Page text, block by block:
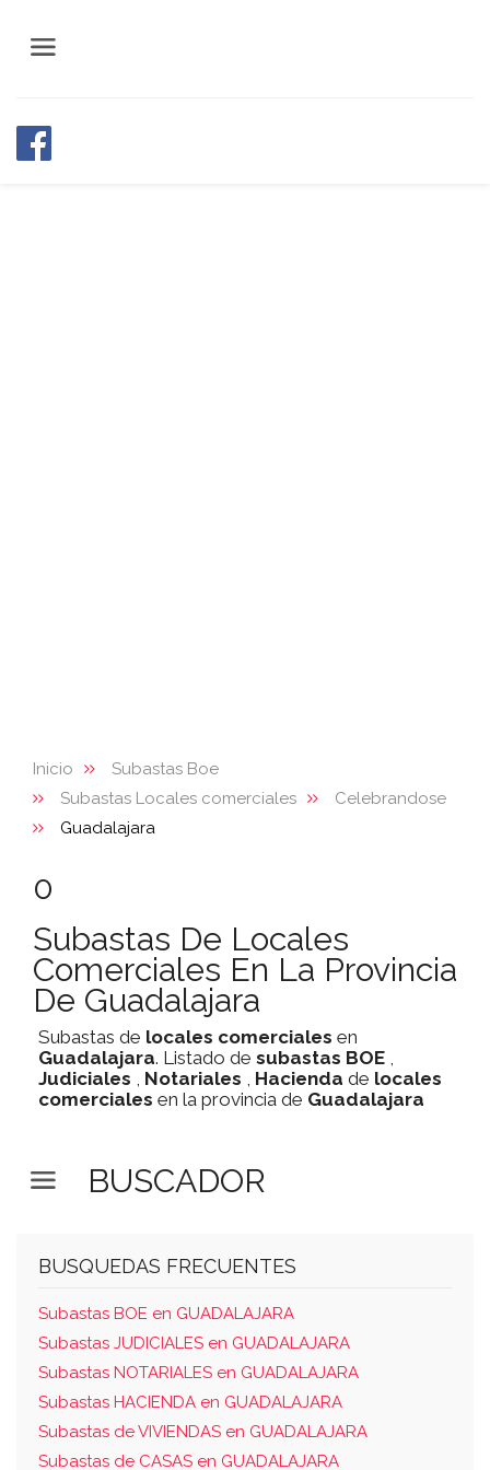
Inicio
Subastas Boe
Subastas Locales comerciales
Celebrandose
Guadalajara
0
Subastas De Locales
Comerciales En La Provincia
De Guadalajara
Subastas de locales comerciales en
Guadalajara. Listado de subastas BOE ,
Judiciales , Notariales , Hacienda de locales
comerciales en la provincia de Guadalajara
BUSCADOR
BUSQUEDAS FRECUENTES
Subastas BOE en GUADALAJARA
Subastas JUDICIALES en GUADALAJARA
Subastas NOTARIALES en GUADALAJARA
Subastas HACIENDA en GUADALAJARA
Subastas de VIVIENDAS en GUADALAJARA
Subastas de CASAS en GUADALAJARA